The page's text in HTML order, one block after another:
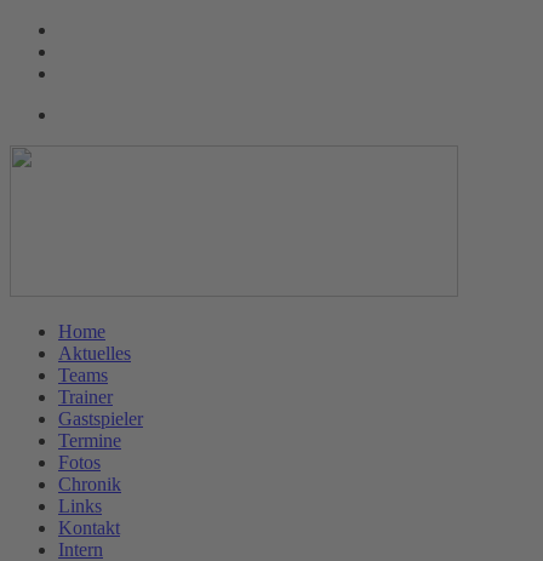
Home
Aktuelles
Teams
Trainer
Gastspieler
Termine
Fotos
Chronik
Links
Kontakt
Intern